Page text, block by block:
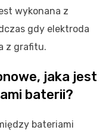
wykonana z
gdy elektroda
z grafitu.
jaka jest
baterii?
bateriami